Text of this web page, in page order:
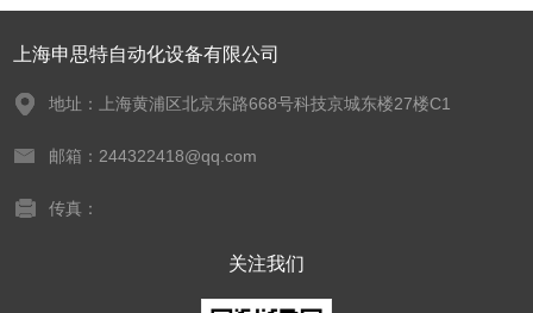
上海申思特自动化设备有限公司
地址：上海黄浦区北京东路668号科技京城东楼27楼C1
邮箱：244322418@qq.com
传真：
关注我们